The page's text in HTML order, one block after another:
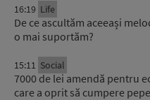
16:19 Life
De ce ascultăm aceeași
o mai suportăm?
15:11 Social
7000 de lei amendă pentru
care a oprit să cumpere